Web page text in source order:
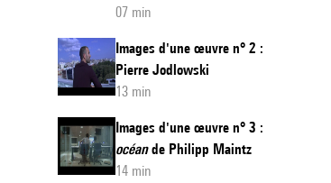
07 min
Images d'une œuvre n° 2 :
Pierre Jodlowski
13 min
Images d'une œuvre n° 3 :
océande Philipp Maintz
14 min